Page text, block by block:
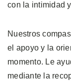
con la intimidad
Nuestros
el apoyo y la
momento. Le
mediante la